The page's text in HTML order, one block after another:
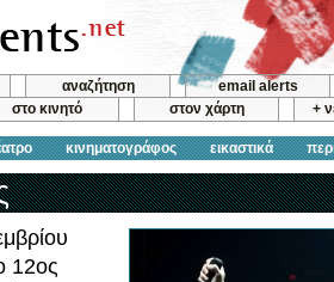
αναζήτηση
email alerts
στο κινητό στον χάρτη +
κινηματογράφος εικαστικά
12ος